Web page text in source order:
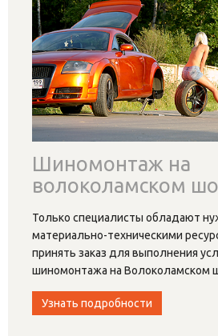
Шиномонтаж на
волоколамском
Только специалисты обладают
материально-техническими
принять заказ для выполнения
шиномонтажа на Волоколамском
Узнать подробности